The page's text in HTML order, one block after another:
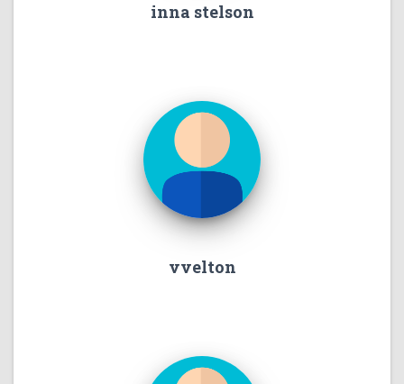
inna stelson
vvelton